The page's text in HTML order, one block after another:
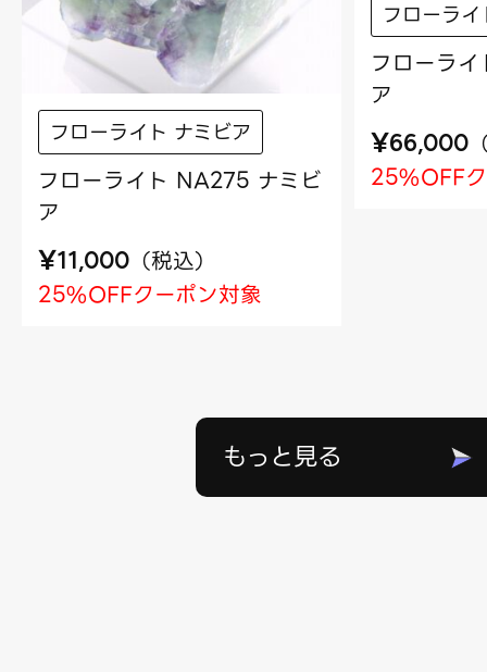
フローライト ナミビア
フローライト NA275 ナミビ
ア
¥11,000 （税込）
25%OFFクーポン対象
フローラ
フローラ
ア
¥66,000
25%OFF
もっと見る